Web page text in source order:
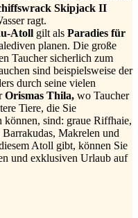
Skipjack II
ragt.
Atoll gilt als Paradies für
planen. Die große
Taucher sicherlich zum
sind beispielsweise der
durch seine vielen
Orismas Thila, wo Taucher
Tiere, die Sie
sind: graue Riffhaie,
Makrelen und
Atoll gibt, können Sie
und exklusiven Urlaub auf